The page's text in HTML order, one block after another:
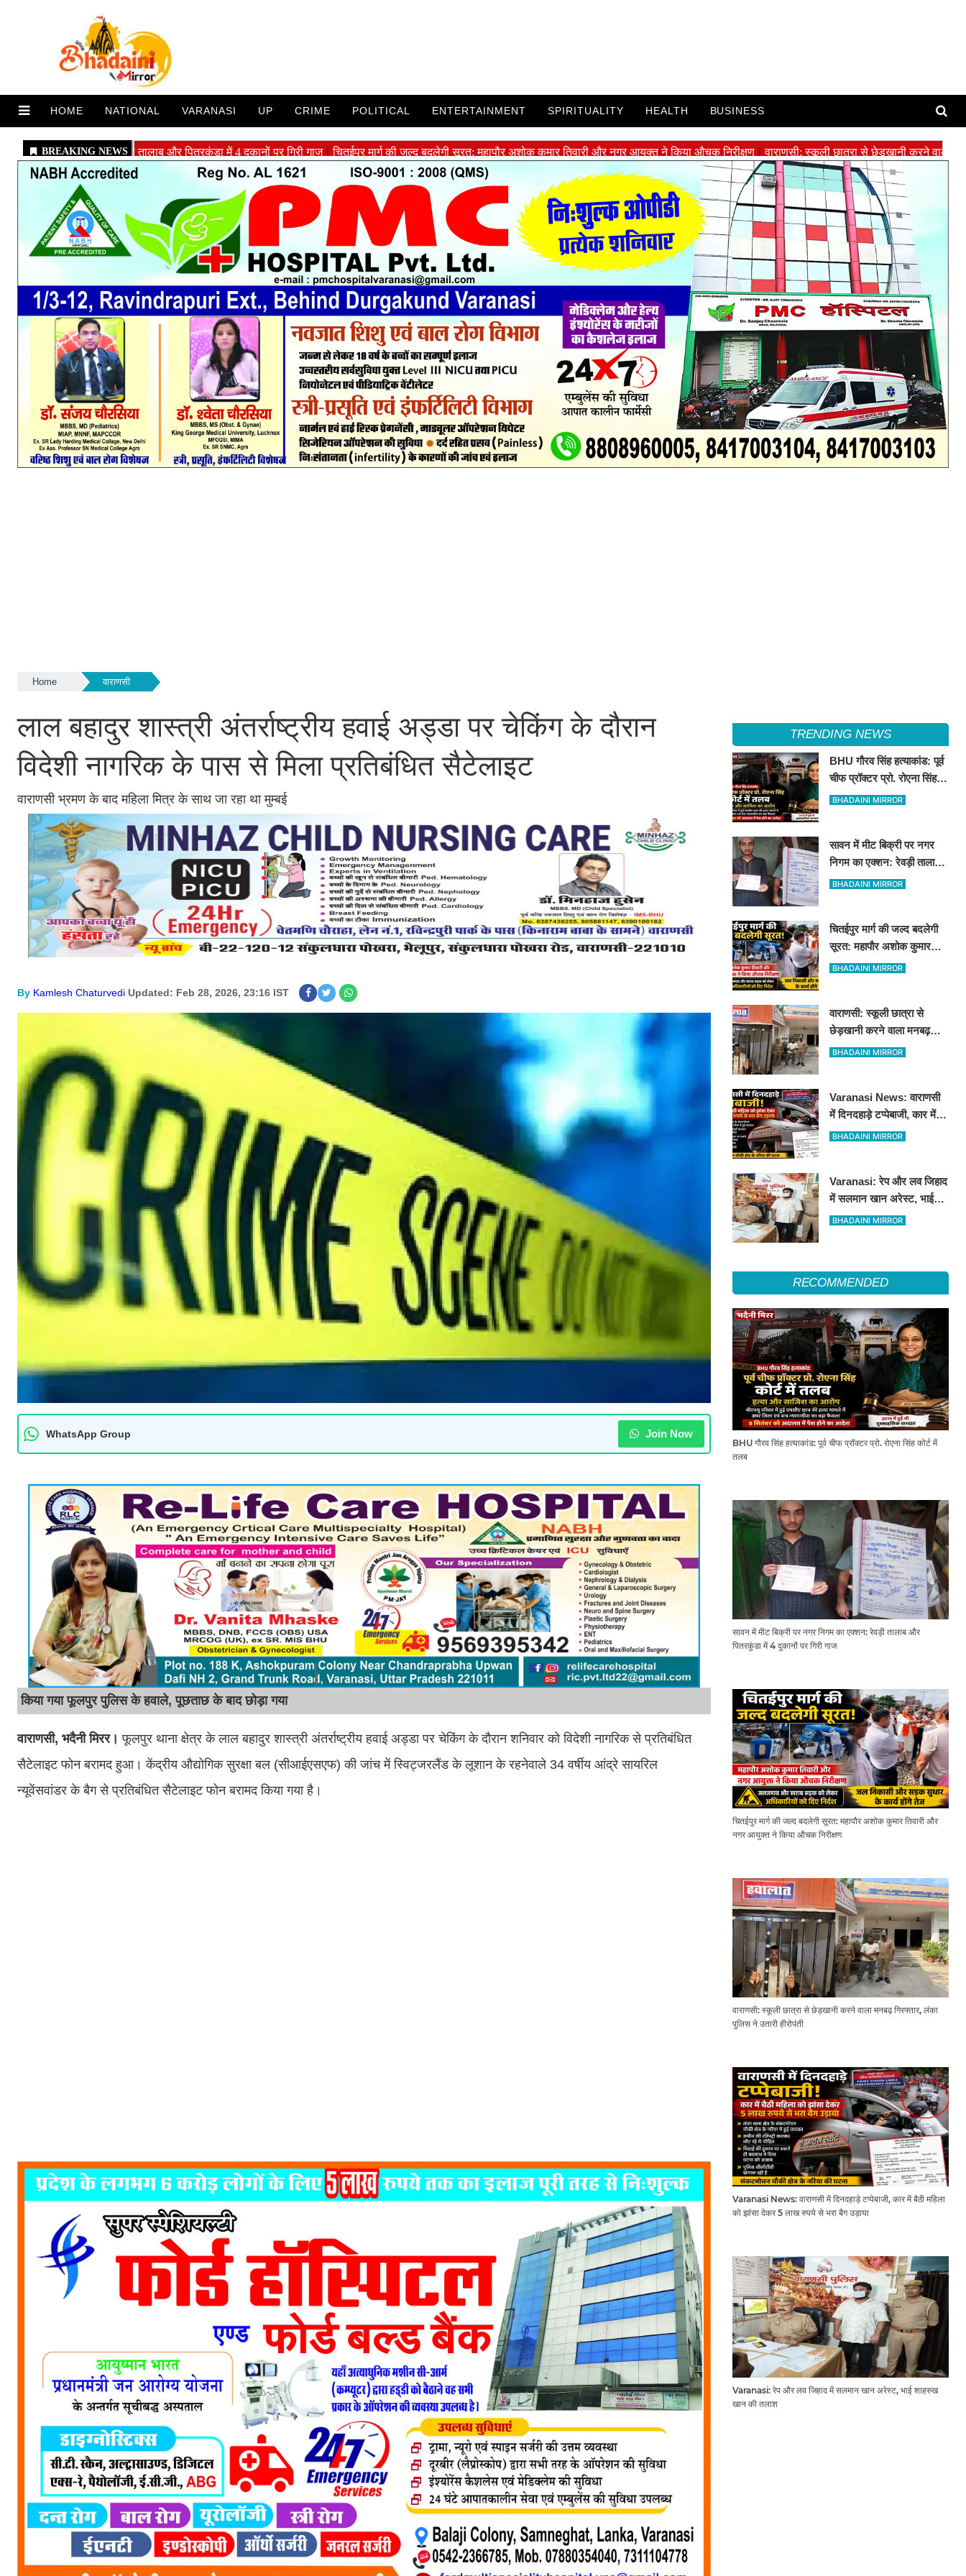
HOME NATIONAL VARANASI UP CRIME POLITICAL ENTERTAINMENT SPIRITUALITY HEALTH BUSINESS
Home वाराणसी
लाल बहादुर शास्त्री अंतर्राष्ट्रीय हवाई अड्डा पर चेकिंग के दौरान
विदेशी नागरिक के पास से मिला प्रतिबंधित सैटेलाइट
वाराणसी भ्रमण के बाद महिला मित्र के साथ जा रहा था मुम्बई
By Kamlesh Chaturvedi Updated: Feb 28, 2026, 23:16 IST
WhatsApp Group Join Now
किया गया फूलपुर पुलिस के हवाले, पूछताछ के बाद छोड़ा गया
वाराणसी, भदैनी मिरर। फूलपुर थाना क्षेत्र के लाल बहादुर शास्त्री अंतर्राष्ट्रीय हवाई अड्डा पर चेकिंग के दौरान शनिवार को विदेशी नागरिक से प्रतिबंधित
सैटेलाइट फोन बरामद हुआ। केंद्रीय औद्योगिक सुरक्षा बल (सीआईएसएफ) की जांच में स्विट्जरलैंड के लूशान के रहनेवाले 34 वर्षीय आंद्रे सायरिल
न्यूवेंसवांडर के बैग से प्रतिबंधित सैटेलाइट फोन बरामद किया गया है।
TRENDING NEWS
BHU गौरव सिंह हत्याकांड: पूर्व
चीफ प्रॉक्टर प्रो. रोएना सिंह
कोर्ट में तलब
BHADAINI MIRROR
सावन में मीट बिक्री पर नगर
निगम का एक्शन: रेवड़ी तालाब
और पितरकुंडा में 4 दुकानों पर
BHADAINI MIRROR
चितईपुर मार्ग की जल्द बदलेगी
सूरत: महापौर अशोक कुमार
तिवारी और नगर आयुक्त ने किया
BHADAINI MIRROR
वाराणसी: स्कूली छात्रा से
छेड़खानी करने वाला मनबढ़
गिरफ्तार, लंका पुलिस ने उतारी
BHADAINI MIRROR
Varanasi News: वाराणसी
में दिनदहाड़े टप्पेबाजी, कार में
बैठी महिला को झांसा देकर 5
BHADAINI MIRROR
Varanasi: रेप और लव जिहाद
में सलमान खान अरेस्ट, भाई
शाहरुख खान की तलाश
BHADAINI MIRROR
RECOMMENDED
BHU गौरव सिंह हत्याकांड: पूर्व चीफ प्रॉक्टर प्रो. रोएना सिंह कोर्ट में
तलब
सावन में मीट बिक्री पर नगर निगम का एक्शन: रेवड़ी तालाब और
पितरकुंडा में 4 दुकानों पर गिरी गाज
चितईपुर मार्ग की जल्द बदलेगी सूरत: महापौर अशोक कुमार तिवारी और
नगर आयुक्त ने किया औचक निरीक्षण
वाराणसी: स्कूली छात्रा से छेड़खानी करने वाला मनबढ़ गिरफ्तार, लंका
पुलिस ने उतारी हीरोपंती
Varanasi News: वाराणसी में दिनदहाड़े टप्पेबाजी, कार में बैठी महिला
को झांसा देकर 5 लाख रुपये से भरा बैग उड़ाया
Varanasi: रेप और लव जिहाद में सलमान खान अरेस्ट, भाई शाहरुख
खान की तलाश